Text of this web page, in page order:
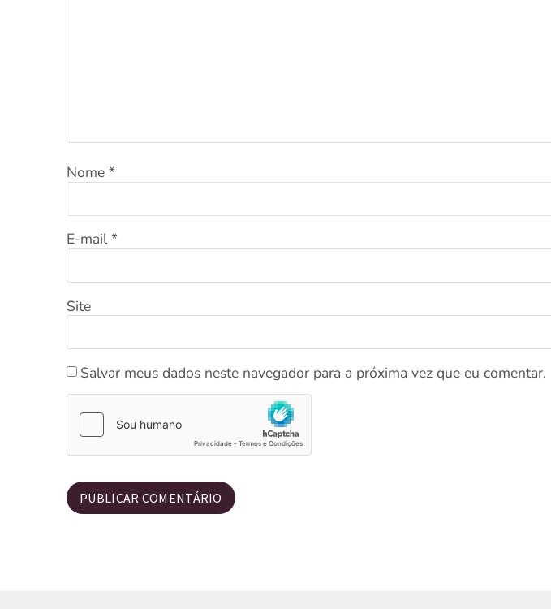
Nome *
E-mail *
Site
Salvar meus dados neste navegador para a próxima vez que eu comentar.